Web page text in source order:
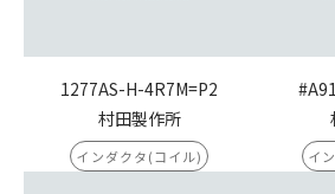
1277AS-H-4R7M=P2
村田製作所
インダクタ(コイル) イ